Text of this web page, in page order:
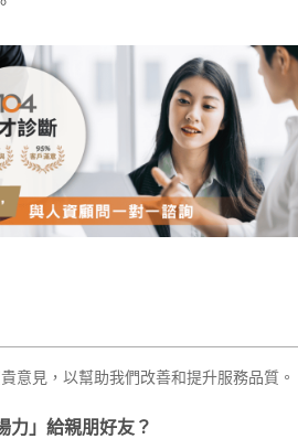
意見，以幫助我們改善和提升服務品質。
力」給親朋好友？